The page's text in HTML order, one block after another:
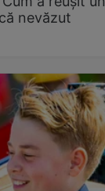
nevăzut